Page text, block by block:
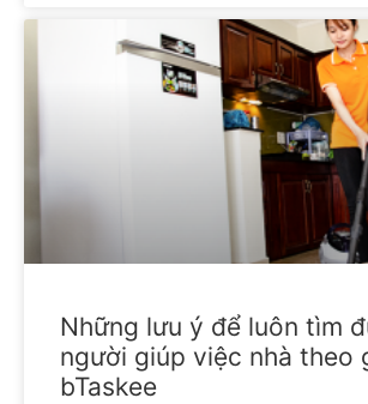
Những lưu ý để luôn tìm
người giúp việc nhà theo
bTaskee